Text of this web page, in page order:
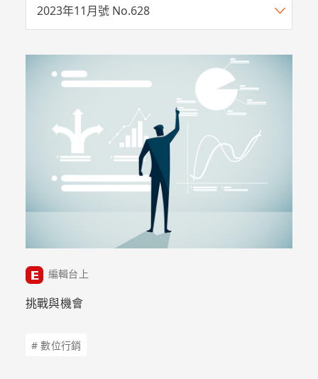
編輯台上
挑戰與機會
# 數位行銷
2023年11月號 No.628